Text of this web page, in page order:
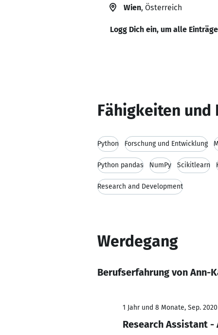
Wien, Österreich
Logg Dich ein, um alle
Fähigkeiten und
Python Forschung und Entwicklung
Python pandas NumPy Scikitlearn
Research and Development
Werdegang
Berufserfahrung von Ann-
1 Jahr und 8 Monate, Sep.
Research Assistant